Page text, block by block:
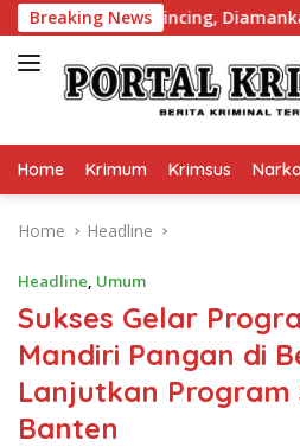
Skip
to
content
Breaking News
di Cilincing, Diamankan 5
Home Krimum Krimsus
Home Headline
Headline, Umum
Sukses Gelar
Mandiri Pangan di
Lanjutkan Program
Banten